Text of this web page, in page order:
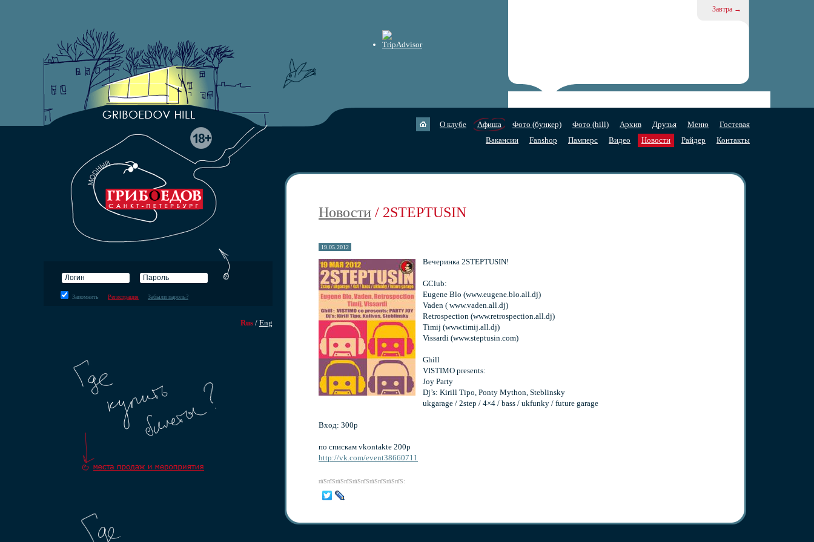
Завтра →
О клубе Афиша Фото (бункер) Фото (hill) Архив Друзья Меню
Гостевая
Вакансии
Fanshop Памперс Видео Новости Райдер Контакты
Запомнить Регистрация Забыли пароль?
Rus / Eng
Новости / 2STEPTUSIN
19.05.2012
Вечеринка 2STEPTUSIN!
GClub:
Eugene Blo (www.eugene.blo.all.dj)
Vaden ( www.vaden.all.dj)
Retrospection (www.retrospection.all.dj)
Timij (www.timij.all.dj)
Vissardi (www.steptusin.com)
Ghill
VISTIMO presents:
Joy Party
Dj’s: Kirill Tipo, Ponty Mython, Steblinsky
ukgarage / 2step / 4×4 / bass / ukfunky / future garage
Вxoд: 300р
по спискам vkontakte 200р
http://vk.com/event38660711
пїЅпїЅпїЅпїЅпїЅпїЅпїЅпїЅпїЅпїЅ: